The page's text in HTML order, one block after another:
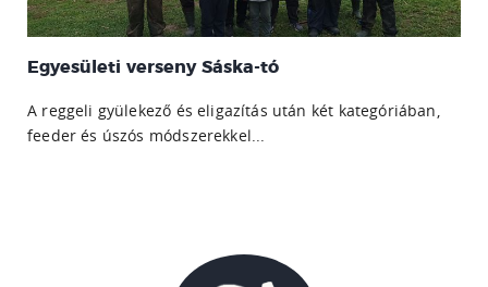
Egyesületi verseny Sáska-tó
A reggeli gyülekező és eligazítás után két kategóriában,
feeder és úszós módszerekkel...